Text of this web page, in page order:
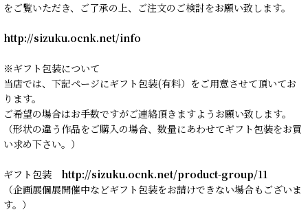
をご覧いただき、ご了承の上、ご注文のご検討をお願い致します。
http://sizuku.ocnk.net/info
※ギフト包装について
当店では、下記ページにギフト包装(有料）をご用意させて頂いてお
ります。
ご希望の場合はお手数ですがご連絡頂きますようお願い致します。
（形状の違う作品をご購入の場合、数量にあわせてギフト包装をお買
い求め下さい。）
ギフト包装 http://sizuku.ocnk.net/product-group/11
（企画展個展開催中などギフト包装をお請けできない場合もございま
す。）